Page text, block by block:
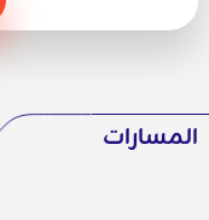
المسارات